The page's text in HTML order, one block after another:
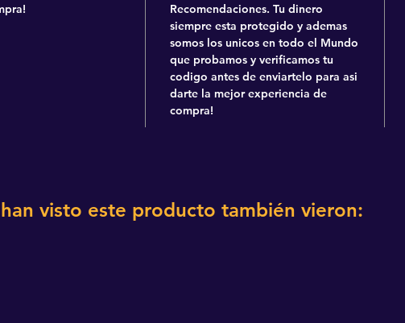
Recomendaciones. Tu dinero
siempre esta protegido y ademas
somos los unicos en todo el Mundo
que probamos y verificamos tu
codigo antes de enviartelo para asi
darte la mejor experiencia de
compra!
visto este producto también vieron: